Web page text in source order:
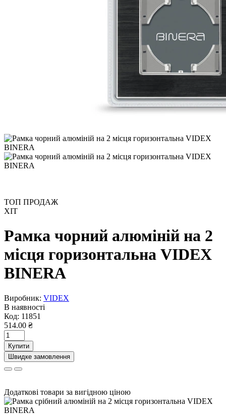
ТОП ПРОДАЖ
ХІТ
Рамка чорний алюміній на 2
місця горизонтальна VIDEX
BINERA
Виробник: VIDEX
В наявності
Код: 11851
514.00 ₴
Купити
Швидке замовлення
Додаткові товари за вигідною ціною